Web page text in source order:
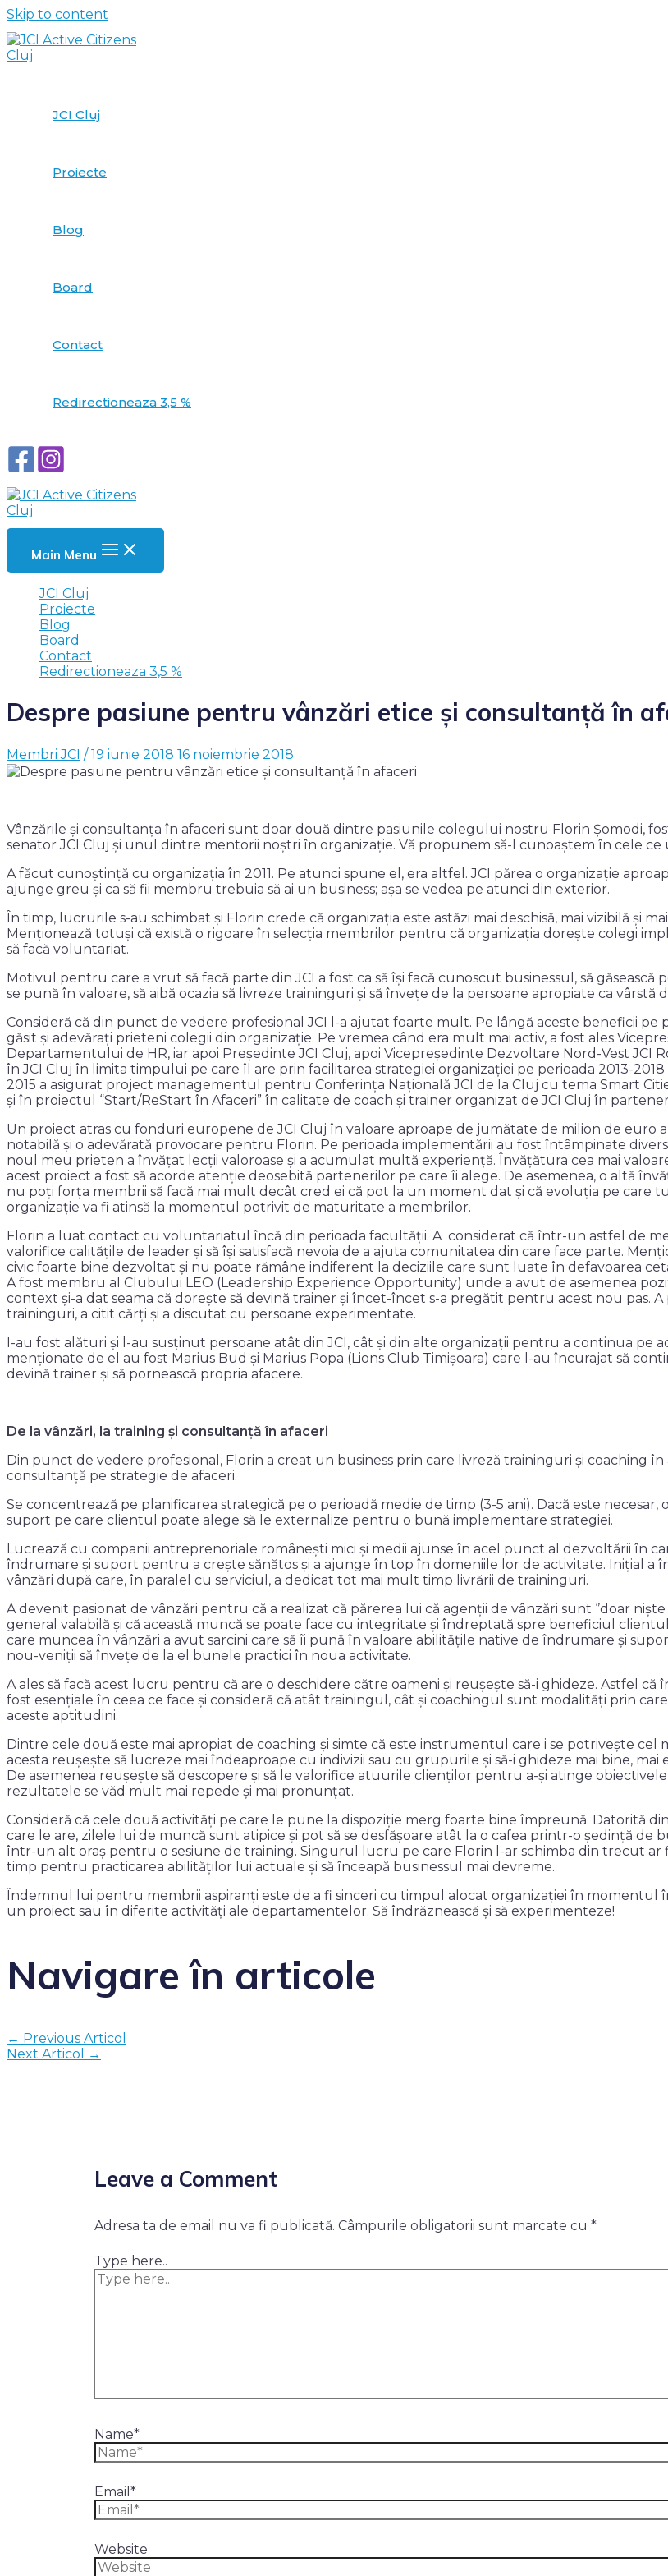
Skip to content
JCI Cluj
Proiecte
Blog
Board
Contact
Redirectioneaza 3,5 %
Main Menu
JCI Cluj
Proiecte
Blog
Board
Contact
Redirectioneaza 3,5 %
Despre pasiune pentru vânzări etice și consultanță în
Membri JCI /19 iunie 2018 16 noiembrie 2018
Vânzările și consultanța în afaceri sunt doar două dintre pasiunile colegului nostru Florin Șomodi,
senator JCI Cluj și unul dintre mentorii noștri în organizație. Vă propunem să-l cunoaștem în cele ce
A făcut cunoștință cu organizația în 2011. Pe atunci spune el, era altfel. JCI părea o organizație
ajunge greu și ca să fii membru trebuia să ai un business; așa se vedea pe atunci din exterior.
În timp, lucrurile s-au schimbat și Florin crede că organizația este astăzi mai deschisă, mai vizibilă și
Menționează totuși că există o rigoare în selecția membrilor pentru că organizația dorește colegi
să facă voluntariat.
Motivul pentru care a vrut să facă parte din JCI a fost ca să își facă cunoscut businessul, să găsească
se pună în valoare, să aibă ocazia să livreze traininguri și să învețe de la persoane apropiate ca vârstă
Consideră că din punct de vedere profesional JCI l-a ajutat foarte mult. Pe lângă aceste beneficii pe
găsit și adevărați prieteni colegii din organizație. Pe vremea când era mult mai activ, a fost ales
Departamentului de HR, iar apoi Președinte JCI Cluj, apoi Vicepreședinte Dezvoltare Nord-Vest JCI
în JCI Cluj în limita timpului pe care îl are prin facilitarea strategiei organizației pe perioada 2013-2018
2015 a asigurat project managementul pentru Conferința Națională JCI de la Cluj cu tema Smart
și în proiectul “Start/ReStart în Afaceri” în calitate de coach și trainer organizat de JCI Cluj în
Un proiect atras cu fonduri europene de JCI Cluj în valoare aproape de jumătate de milion de euro
notabilă și o adevărată provocare pentru Florin. Pe perioada implementării au fost întâmpinate
noul meu prieten a învățat lecții valoroase și a acumulat multă experiență. Învățătura cea mai
acest proiect a fost să acorde atenție deosebită partenerilor pe care îi alege. De asemenea, o altă
nu poți forța membrii să facă mai mult decât cred ei că pot la un moment dat și că evoluția pe care
organizație va fi atinsă la momentul potrivit de maturitate a membrilor.
Florin a luat contact cu voluntariatul încă din perioada facultății. A considerat că într-un astfel de
valorifice calitățile de leader și să își satisfacă nevoia de a ajuta comunitatea din care face parte.
civic foarte bine dezvoltat și nu poate rămâne indiferent la deciziile care sunt luate în defavoarea
A fost membru al Clubului LEO (Leadership Experience Opportunity) unde a avut de asemenea
context și-a dat seama că dorește să devină trainer și încet-încet s-a pregătit pentru acest nou pas. A
traininguri, a citit cărți și a discutat cu persoane experimentate.
I-au fost alături și l-au susținut persoane atât din JCI, cât și din alte organizații pentru a continua pe
menționate de el au fost Marius Bud și Marius Popa (Lions Club Timișoara) care l-au încurajat să
devină trainer și să pornească propria afacere.
De la vânzări, la training și consultanță în afaceri
Din punct de vedere profesional, Florin a creat un business prin care livreză traininguri și coaching în
consultanță pe strategie de afaceri.
Se concentrează pe planificarea strategică pe o perioadă medie de timp (3-5 ani). Dacă este necesar,
suport pe care clientul poate alege să le externalize pentru o bună implementare strategiei.
Lucrează cu companii antreprenoriale românești mici și medii ajunse în acel punct al dezvoltării în
îndrumare și suport pentru a crește sănătos și a ajunge în top în domeniile lor de activitate. Inițial a
vânzări după care, în paralel cu serviciul, a dedicat tot mai mult timp livrării de traininguri.
A devenit pasionat de vânzări pentru că a realizat că părerea lui că agenții de vânzări sunt ‘’doar niște
general valabilă și că această muncă se poate face cu integritate și îndreptată spre beneficiul
care muncea în vânzări a avut sarcini care să îi pună în valoare abilitățile native de îndrumare și
nou-veniții să învețe de la el bunele practici în noua activitate.
A ales să facă acest lucru pentru că are o deschidere către oameni și reușește să-i ghideze. Astfel că
fost esențiale în ceea ce face și consideră că atât trainingul, cât și coachingul sunt modalități prin
aceste aptitudini.
Dintre cele două este mai apropiat de coaching și simte că este instrumentul care i se potrivește cel
acesta reușește să lucreze mai îndeaproape cu indivizii sau cu grupurile și să-i ghideze mai bine, mai
De asemenea reușește să descopere și să le valorifice atuurile clienților pentru a-și atinge
rezultatele se văd mult mai repede și mai pronunțat.
Consideră că cele două activități pe care le pune la dispoziție merg foarte bine împreună. Datorită
care le are, zilele lui de muncă sunt atipice și pot să se desfășoare atât la o cafea printr-o ședință de
într-un alt oraș pentru o sesiune de training. Singurul lucru pe care Florin l-ar schimba din trecut ar
timp pentru practicarea abilităților lui actuale și să înceapă businessul mai devreme.
Îndemnul lui pentru membrii aspiranți este de a fi sinceri cu timpul alocat organizației în momentul
un proiect sau în diferite activități ale departamentelor. Să îndrăznească și să experimenteze!
Navigare în articole
← Previous Articol
Next Articol
→
Leave a Comment
Adresa ta de email nu va fi publicată. Câmpurile obligatorii sunt marcate cu *
Type here..
Name*
Email*
Website